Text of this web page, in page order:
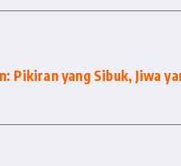
Pikiran yang Sibuk, Jiwa